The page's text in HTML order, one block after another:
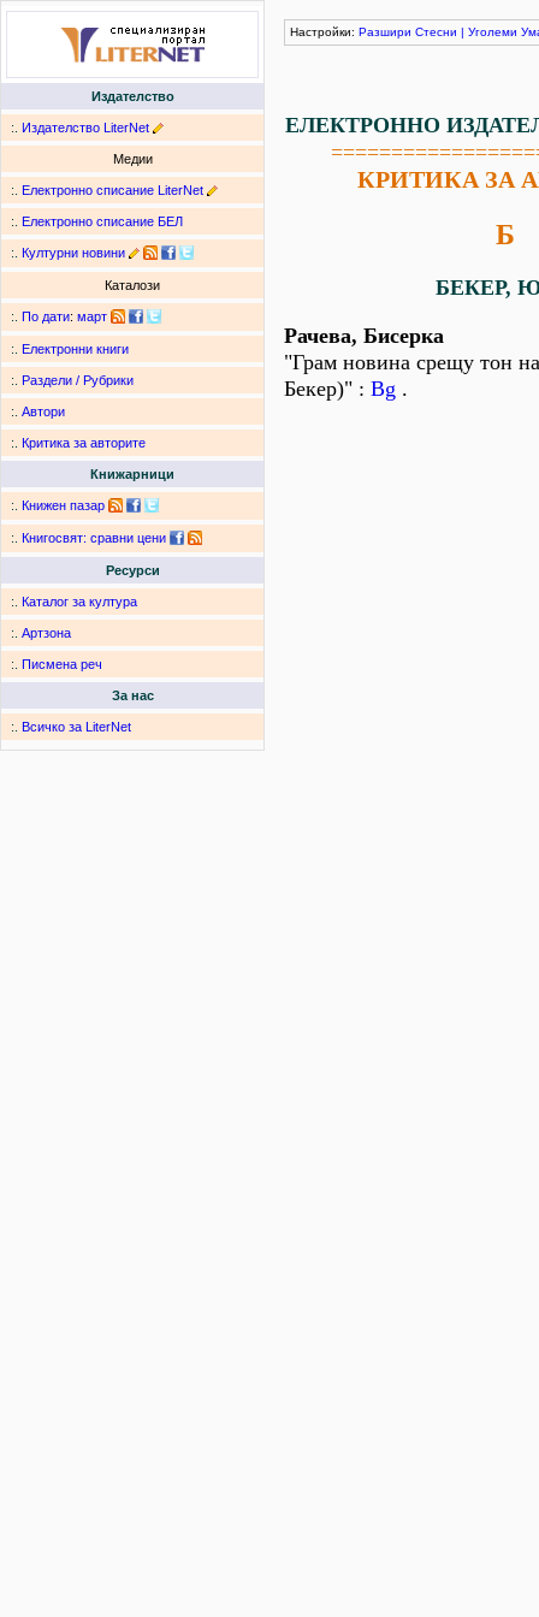
Издателство
:. Издателство LiterNet
Медии
:. Електронно списание LiterNet
:. Електронно списание БЕЛ
:. Културни новини
Каталози
:. По дати: март
:. Електронни книги
:. Раздели / Рубрики
:. Автори
:. Критика за авторите
Книжарници
:. Книжен пазар
:. Книгосвят: сравни цени
Ресурси
:. Каталог за култура
:. Артзона
:. Писмена реч
За нас
:. Всичко за LiterNet
Настройки: Разшири Стесни | Уголеми
ЕЛЕКТРОННО
КРИТИКА ЗА
Б
БЕКЕР,
Рачева, Бисерка
"Грам новина срещу тон
Бекер)" : Bg .